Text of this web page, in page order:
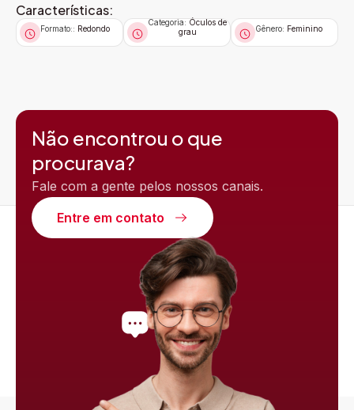
Características:
Formato:: Redondo
Categoria:Óculos de
grau
Gênero: Feminino
Não encontrou o que
procurava?
Fale com a gente pelos nossos canais.
Entre em contato